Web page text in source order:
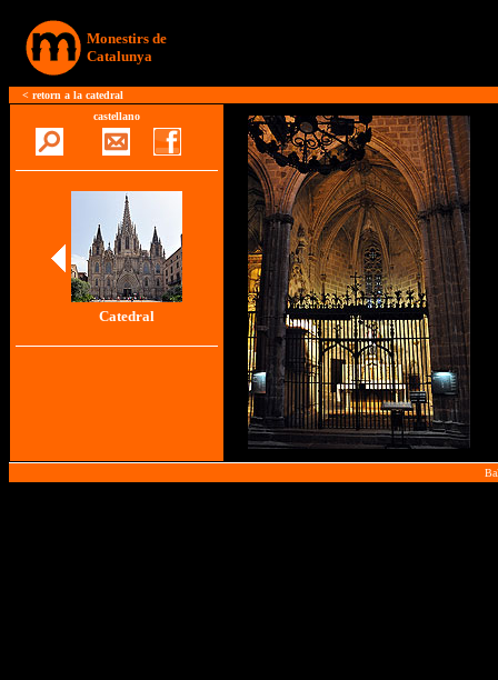
Monestirs de
Catalunya
< retorn a la catedral
castellano
Catedral